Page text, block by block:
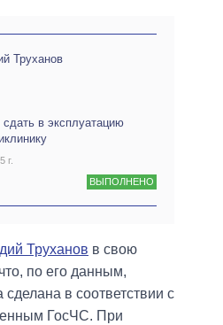
Труханов
в эксплуатацию
г.
ВЫПОЛНЕНО
Труханов в свою
по его данным,
в соответствии с
ГосЧС. При